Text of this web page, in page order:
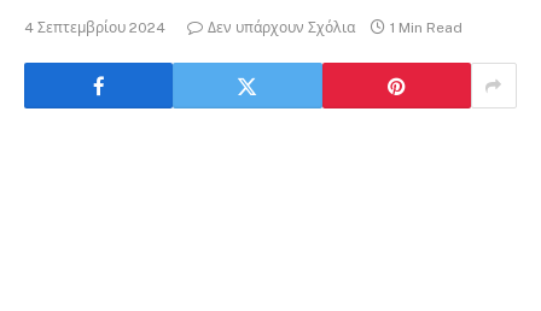
4 Σεπτεμβρίου 2024 Δεν υπάρχουν Σχόλια 1 Min Read